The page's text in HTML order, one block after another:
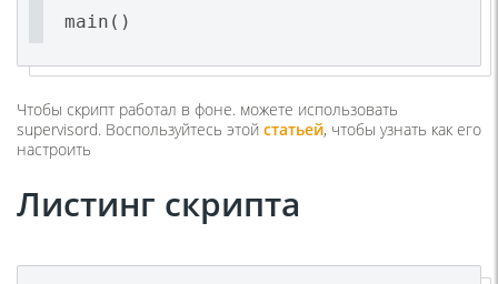
main()
Чтобы скрипт работал в фоне. можете использовать
supervisord. Воспользуйтесь этой статьей, чтобы узнать как его
настроить
Листинг скрипта